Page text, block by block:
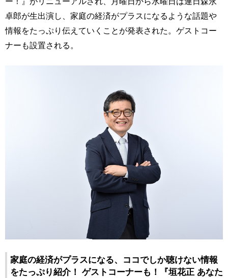
卓郎が生出演し、家庭の経済がプラスになるような話題や
情報をたっぷり伝えていくことが発表された。ゲストコー
ナーも設置される。
家庭の経済がプラスになる、ココでしか聴けない情報
をたっぷり紹介！ ゲストコーナーも！『垣花正 あなた